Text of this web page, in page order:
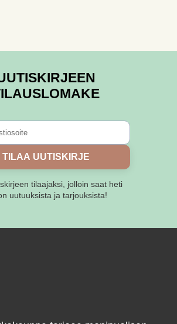
TILAA UUTISKIRJE
tilaajaksi, jolloin saat heti
uutuuksista ja tarjouksista!